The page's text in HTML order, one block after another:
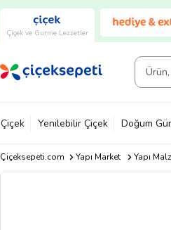
Çiçek ve Gurme Lezzetler
Çiçek Yenilebilir Çiçek Doğum
Çiçeksepeti.com Yapı Market Yapı